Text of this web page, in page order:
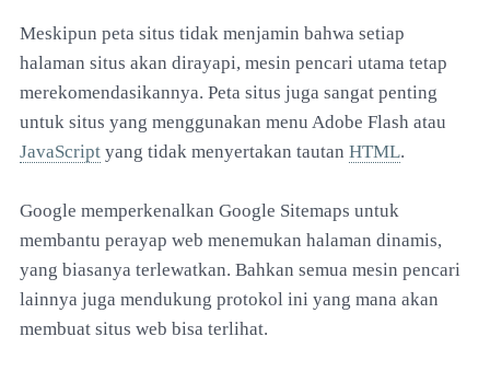
Meskipun peta situs tidak menjamin bahwa setiap
halaman situs akan dirayapi, mesin pencari utama tetap
merekomendasikannya. Peta situs juga sangat penting
untuk situs yang menggunakan menu Adobe Flash atau
JavaScript yang tidak menyertakan tautan HTML.
Google memperkenalkan Google Sitemaps untuk
membantu perayap web menemukan halaman dinamis,
yang biasanya terlewatkan. Bahkan semua mesin pencari
lainnya juga mendukung protokol ini yang mana akan
membuat situs web bisa terlihat.